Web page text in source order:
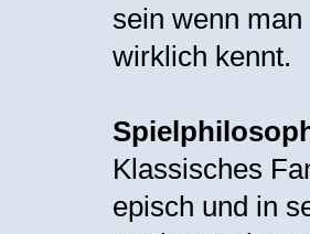
sein wenn
wirklich kennt.
Klassisches
episch und in